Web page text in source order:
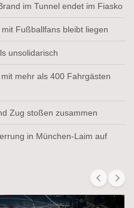
im Tunnel endet im Fiasko
Fußballfans bleibt liegen
unsolidarisch
mehr als 400 Fahrgästen
Zug stoßen zusammen
in München-Laim auf